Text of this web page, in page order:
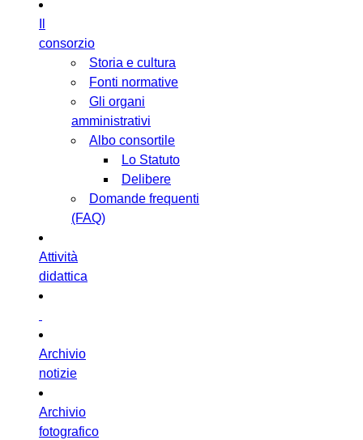
consorzio
Storia e cultura
Fonti normative
Gli organi
amministrativi
Albo consortile
Lo Statuto
Delibere
Domande frequenti
(FAQ)
Attività
didattica
Archivio
notizie
Archivio
fotografico